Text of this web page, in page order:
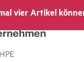
vier Artikel